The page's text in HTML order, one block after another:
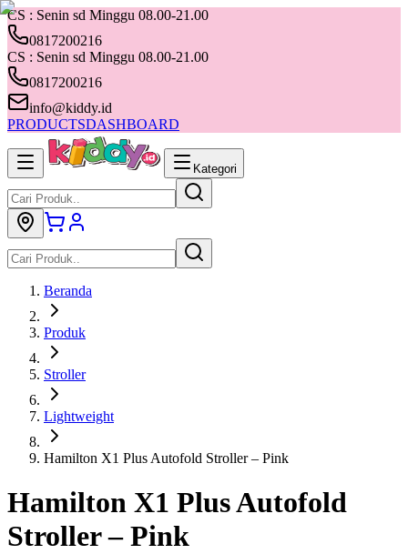
CS : Senin sd Minggu 08.00-21.00
0817200216
CS : Senin sd Minggu 08.00-21.00
0817200216
info@kiddy.id
PRODUCTSDASHBOARD
Kategori
Beranda
Produk
Stroller
Lightweight
Hamilton X1 Plus Autofold Stroller – Pink
Hamilton X1 Plus Autofold
Stroller – Pink